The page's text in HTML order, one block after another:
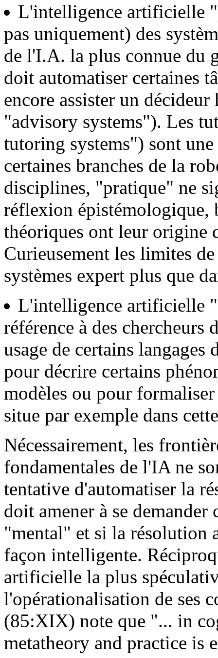
L'intelligence artificielle
pas uniquement) des
de l'I.A. la plus connue du
doit automatiser certaines
encore assister un
"advisory systems"). Les
tutoring systems") sont
certaines branches de la
disciplines, "pratique" ne
réflexion épistémologique,
théoriques ont leur origine
Curieusement les limites
systèmes expert plus que
L'intelligence artificielle
référence à des chercheurs
usage de certains langages
pour décrire certains
modèles ou pour
situe par exemple dans
Nécessairement, les
fondamentales de l'IA ne
tentative d'automatiser la
doit amener à se
"mental" et si la résolution
façon intelligente.
artificielle la plus
l'opérationalisation de ses
(85:XIX) note que "... in
metatheory and practice is